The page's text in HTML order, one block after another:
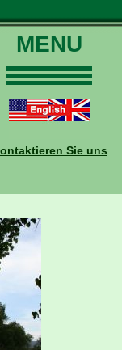
MENU
und Preise
Blog
Sie uns